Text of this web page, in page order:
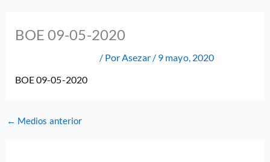
BOE 09-05-2020
/ Por Asezar / 9 mayo, 2020
BOE 09-05-2020
← Medios anterior